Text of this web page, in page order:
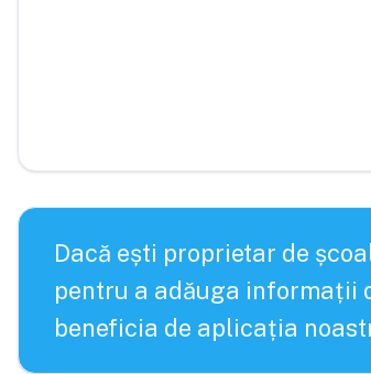
Dacă ești proprietar de
pentru a adăuga informații
beneficia de aplicația